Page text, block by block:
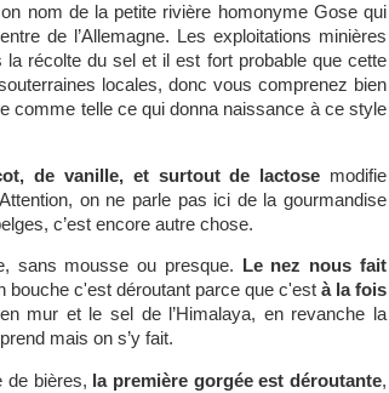
nom de la petite rivière homonyme Gose qui
de l’Allemagne. Les exploitations minières
récolte du sel et il est fort probable que cette
locales, donc vous comprenez bien
comme telle ce qui donna naissance à ce style
de vanille, et surtout de lactose modifie
on ne parle pas ici de la gourmandise
c’est encore autre chose.
sans mousse ou presque.
Le nez nous fait
bouche c'est déroutant parce que c'est à la fois
mur et le sel de l’Himalaya, en revanche la
mais on s’y fait.
de bières, la première gorgée est déroutante,